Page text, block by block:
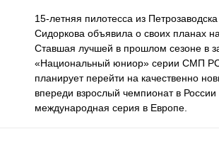
15-летняя пилотесса из
Сидоркова объявила о своих планах
Ставшая лучшей в прошлом сезоне в
«Национальный юниор» серии СМП
планирует перейти на качественно
впереди взрослый чемпионат в России
международная серия в Европе.